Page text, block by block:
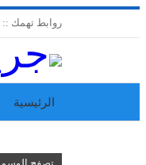
روابط تهمك ::
الرئيسية